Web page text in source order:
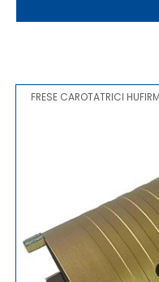
FRESE CAROTATRICI